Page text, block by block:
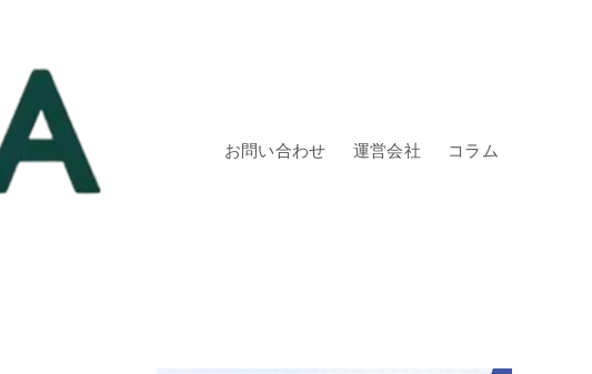
お問い合わせ 運営会社 コラム